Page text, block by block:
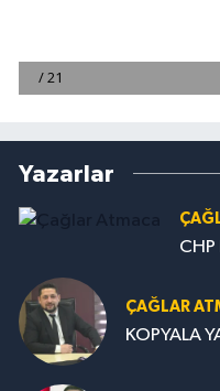
Yazarlar
CHP
ÇAĞLAR
KOPYALA